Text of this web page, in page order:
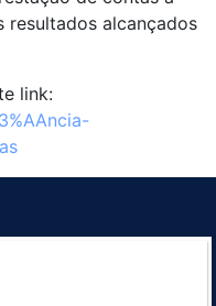
resultados alcançados
link: